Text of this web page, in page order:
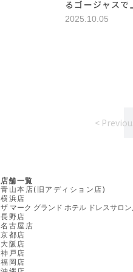
るゴージャス
2025.10.05
<
店舗一覧
青山本店(旧アディション店)
横浜店
ザ マーク グランド ホテル ドレスサロ
長野店
名古屋店
京都店
大阪店
神戸店
福岡店